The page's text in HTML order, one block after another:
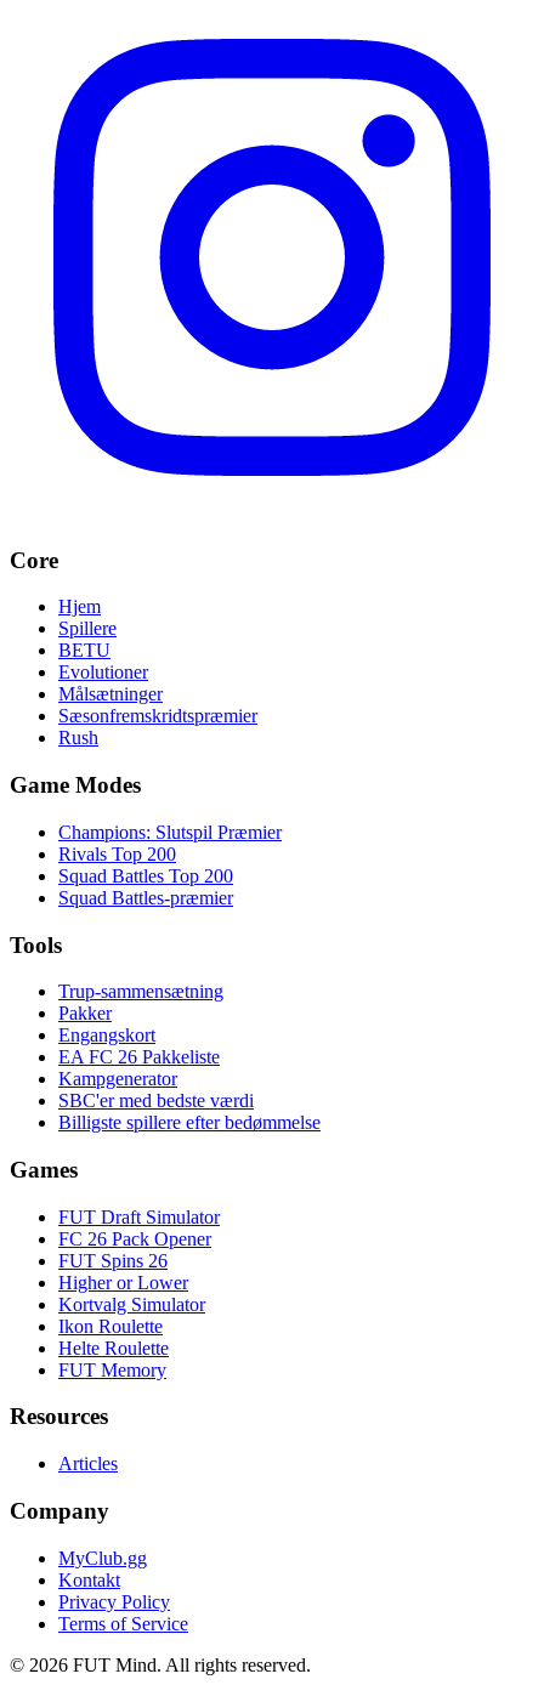
Core
Hjem
Spillere
BETU
Evolutioner
Målsætninger
Sæsonfremskridtspræmier
Rush
Game Modes
Champions: Slutspil Præmier
Rivals Top 200
Squad Battles Top 200
Squad Battles-præmier
Tools
Trup-sammensætning
Pakker
Engangskort
EA FC 26 Pakkeliste
Kampgenerator
SBC'er med bedste værdi
Billigste spillere efter bedømmelse
Games
FUT Draft Simulator
FC 26 Pack Opener
FUT Spins 26
Higher or Lower
Kortvalg Simulator
Ikon Roulette
Helte Roulette
FUT Memory
Resources
Articles
Company
MyClub.gg
Kontakt
Privacy Policy
Terms of Service
© 2026 FUT Mind. All rights reserved.